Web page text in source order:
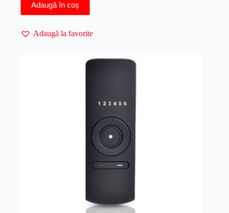
Adaugă în coș
Adaugă la favorite